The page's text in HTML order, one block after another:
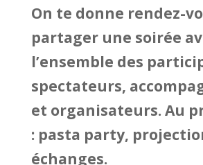
On te donne rendez-
partager une soirée
l’ensemble des
spectateurs,
et organisateurs. Au
: pasta party,
échanges.